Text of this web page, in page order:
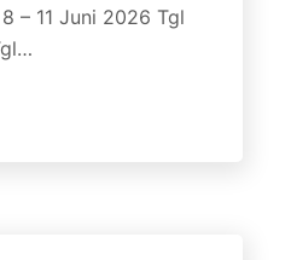
– 11 Juni 2026 Tgl